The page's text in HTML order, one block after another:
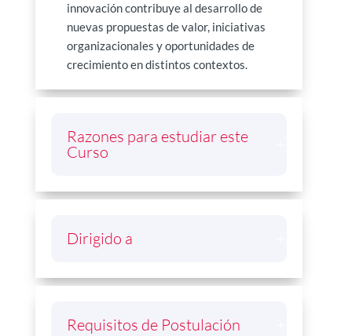
innovación contribuye al desarrollo de
nuevas propuestas de valor, iniciativas
organizacionales y oportunidades de
crecimiento en distintos contextos.
Razones para estudiar este
Curso
Dirigido a
Requisitos de Postulación